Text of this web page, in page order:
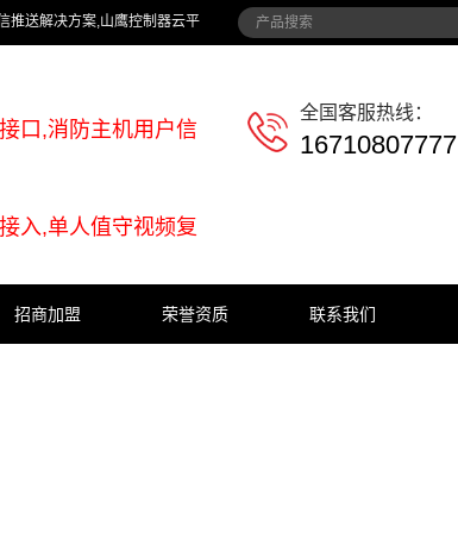
推送解决方案,山鹰控制器云平
口,消防主机用户信
入,单人值守视频复
全国客服热线：
16710807777
招商加盟 荣誉资质 联系我们